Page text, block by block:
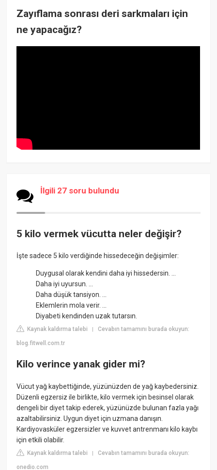
Zayıflama sonrası deri sarkmaları için
ne yapacağız?
İlgili 27 soru bulundu
5 kilo vermek vücutta neler değişir?
İşte sadece 5 kilo verdiğinde hissedeceğin değişimler:
Duygusal olarak kendini daha iyi hissedersin. ...
Daha iyi uyursun. ...
Daha düşük tansiyon. ...
Eklemlerin mola verir. ...
Diyabeti kendinden uzak tutarsın.
Kaynak kaldırma talebi |Cevabın tamamını burada okuyun:
blog.fitwell.com.tr
Kilo verince yanak gider mi?
Vücut yağ kaybettiğinde, yüzünüzden de yağ kaybedersiniz.
Düzenli egzersiz ile birlikte, kilo vermek için besinsel olarak
dengeli bir diyet takip ederek, yüzünüzde bulunan fazla yağı
azaltabilirsiniz. Uygun diyet için uzmana danışın.
Kardiyovasküler egzersizler ve kuvvet antrenmanı kilo kaybı
için etkili olabilir.
Kaynak kaldırma talebi |Cevabın tamamını burada okuyun:
onedio.com